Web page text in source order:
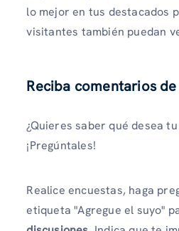
lo mejor en tus destacados
visitantes también puedan
Reciba comentarios
¿Quieres saber qué desea
¡Pregúntales!
Realice encuestas, haga
etiqueta "Agregue el suyo"